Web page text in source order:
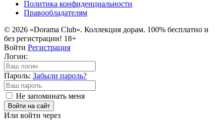
Политика конфиденциальности
Правообладателям
© 2026 «Dorama Club». Коллекция дорам. 100% бесплатно и
без регистрации! 18+
Войти Регистрация
Логин:
Пароль: Забыли пароль?
Не запоминать меня
Войти на сайт
Или войти через